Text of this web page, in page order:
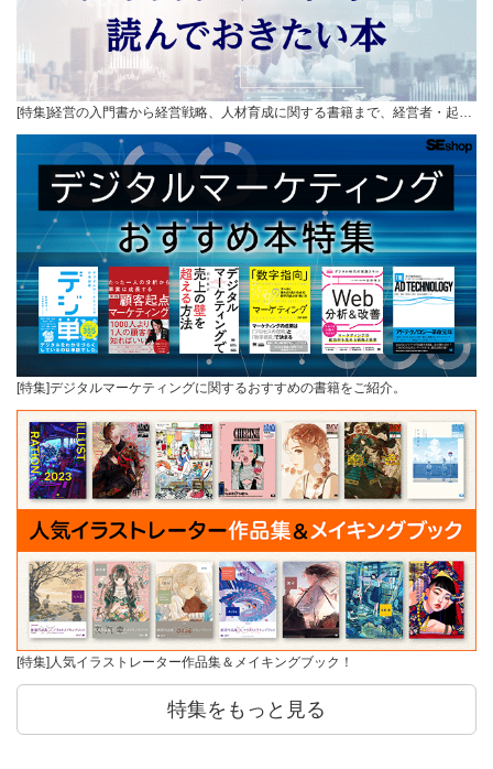
[特集]経営の入門書から経営戦略、人材育成に関する書籍まで、経営者・起…
[特集]デジタルマーケティングに関するおすすめの書籍をご紹介。
[特集]人気イラストレーター作品集＆メイキングブック！
特集をもっと見る